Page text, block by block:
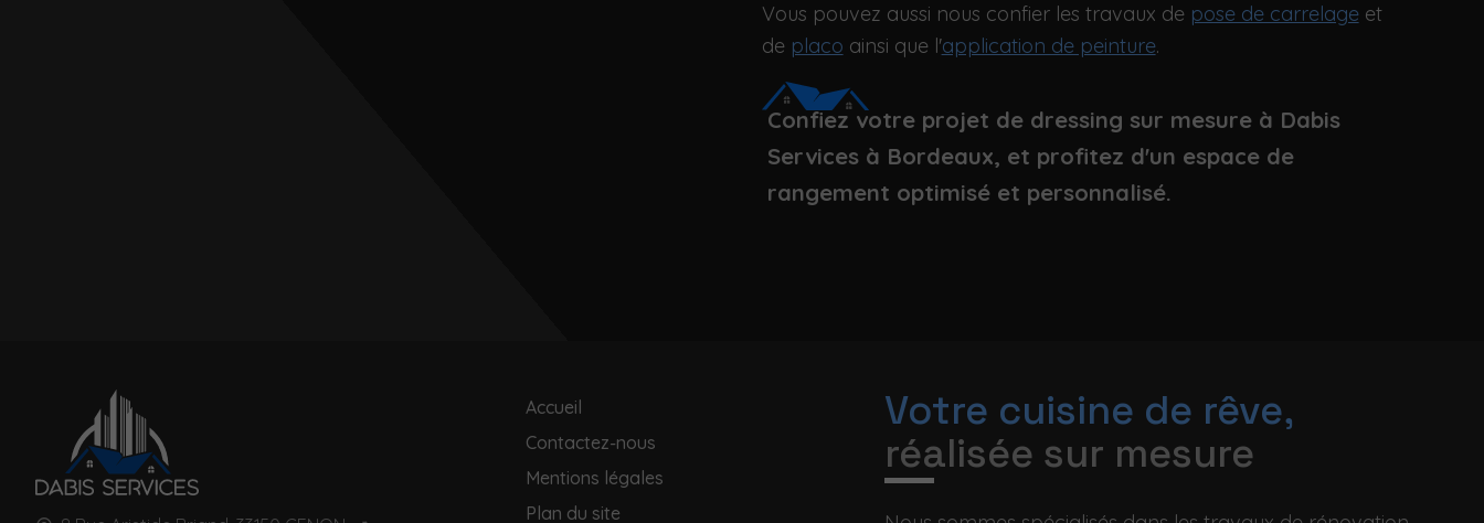
Vous pouvez aussi nous confier les travaux de pose de carrelageet
de placo ainsi que l'application de peinture.
Confiez votre projet de dressing sur mesure à Dabis
Services à Bordeaux, et profitez d'un espace de
rangement optimisé et personnalisé.
Accueil
Contactez-nous
Mentions légales
Plan du site
Votre cuisine de rêve,
réalisée sur mesure